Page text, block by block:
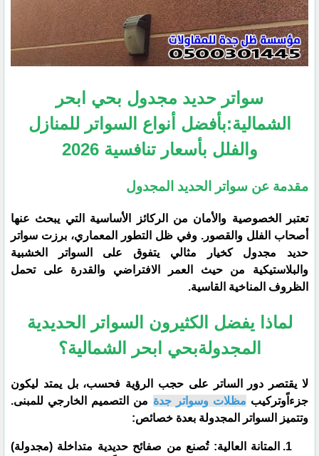
سواتر حديد مجدول بحي ابحر
الشمالية:بأفضل أنواع السواتر للمنازل
والفلل بأسعار تنافسية 2026
​مقدمة عن سواتر الحديد المجدول
​تعتبر الخصوصية والأمان من الركائز الأساسية التي يبحث عنها
أصحاب الفلل والقصور. وفي ظل التطور المعماري، برزت سواتر
حديد مجدول كخيار مثالي يتفوق على السواتر الخشبية
والبلاستيكية من حيث العمر الافتراضي والقدرة على تحمل
الظروف المناخية القاسية.
لماذا يفضل الكثيرون السواتر الحديدية
المجدولةبحي ابحر الشمالية؟
​لا يقتصر دور الساتر على حجب الرؤية فحسب، بل يمتد ليكون
جزءاًوتركيب مظلات وسواتر جدة من التصميم الخارجي للمبنى.
وتتميز السواتر المجدولة بعدة خصائص:
​المتانة العالية: تُصنع من صفائح حديدية متداخلة (مجدولة)